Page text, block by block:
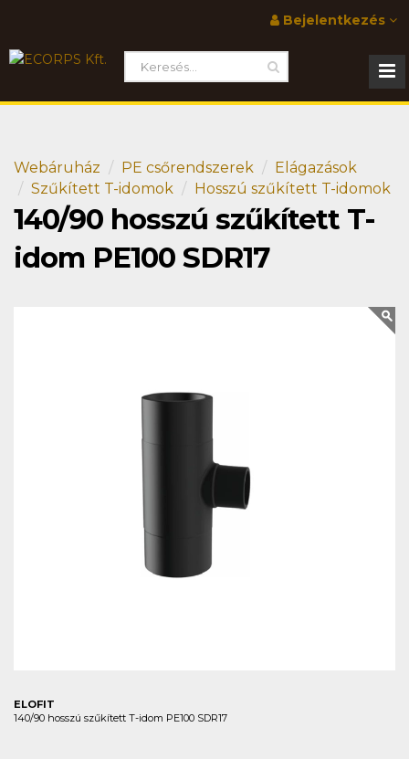
Bejelentkezés
Webáruház PE csőrendszerek
Elágazások
Szűkített T-idomok
Hosszú szűkített T-idomok
140/90 hosszú szűkített T-
idom PE100 SDR17
ELOFIT
140/90 hosszú szűkített T-idom PE100 SDR17